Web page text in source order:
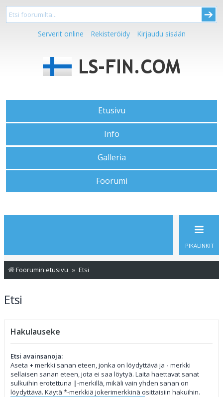
Serverit online Rekisteröidy Kirjaudu sisään
Etusivu
Info
Galleria
Foorumi
PIKALINKIT
Foorumin etusivu Etsi
Etsi
Hakulauseke
Etsi avainsanoja:
Aseta + merkki sanan eteen, jonka on löydyttävä ja - merkki
sellaisen sanan eteen, jota ei saa löytyä. Laita haettavat sanat
sulkuihin erotettuna |-merkillä, mikäli vain yhden sanan on
löydyttävä. Käytä *-merkkiä jokerimerkkinä osittaisiin hakuihin.